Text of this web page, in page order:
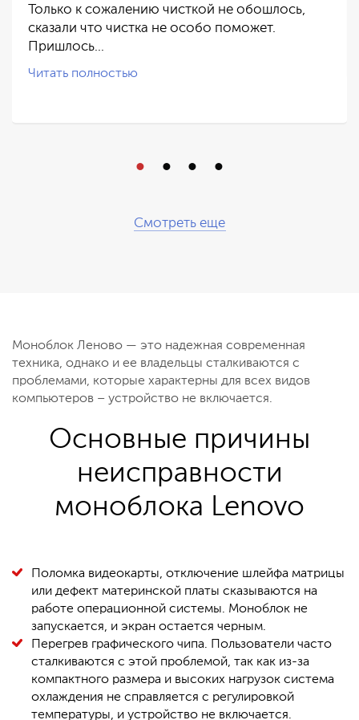
Только к сожалению чисткой не обошлось,
сказали что чистка не особо поможет.
Пришлось…
Читать полностью
Смотреть еще
Моноблок Леново — это надежная современная
техника, однако и ее владельцы сталкиваются с
проблемами, которые характерны для всех видов
компьютеров – устройство не включается.
Основные причины
неисправности
моноблока Lenovo
Поломка видеокарты, отключение шлейфа матрицы
или дефект материнской платы сказываются на
работе операционной системы. Моноблок не
запускается, и экран остается черным.
Перегрев графического чипа. Пользователи часто
сталкиваются с этой проблемой, так как из-за
компактного размера и высоких нагрузок система
охлаждения не справляется с регулировкой
температуры, и устройство не включается.